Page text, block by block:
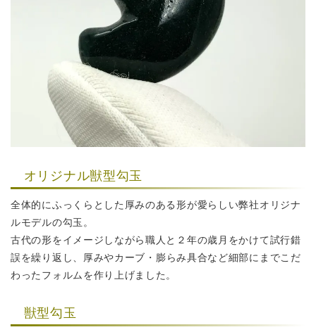
オリジナル獣型勾玉
全体的にふっくらとした厚みのある形が愛らしい弊社オリジナ
ルモデルの勾玉。
古代の形をイメージしながら職人と２年の歳月をかけて試行錯
誤を繰り返し、 厚みやカーブ・膨らみ具合など細部にまでこだ
わったフォルムを作り上げました。
獣型勾玉